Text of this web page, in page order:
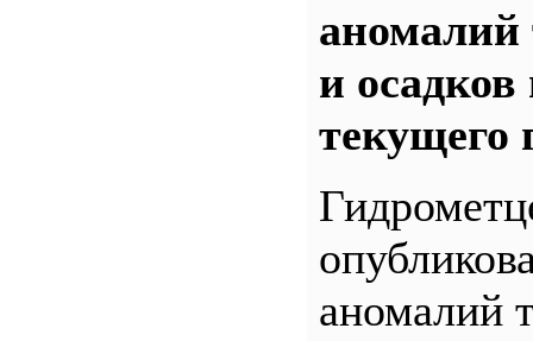
аномалий
и
текущего
аномалий